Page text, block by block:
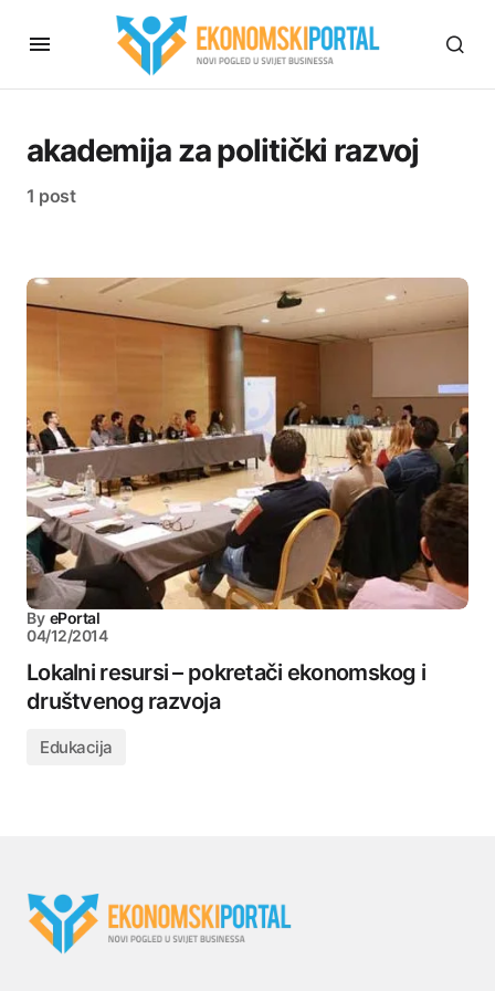
akademija za politički razvoj
1 post
By ePortal
04/12/2014
Lokalni resursi – pokretači ekonomskog i
društvenog razvoja
Edukacija